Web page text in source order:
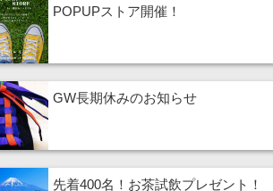
POPUPストア開催！
GW長期休みのお知らせ
先着400名！お茶試飲プレゼント！